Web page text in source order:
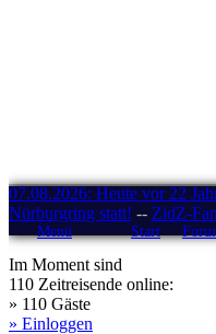
07.08.2026: Heute vor 22
Nürburgring statt! -- ZidZ-
Menü Start
Im Moment sind
110 Zeitreisende online:
» 110 Gäste
» Einloggen